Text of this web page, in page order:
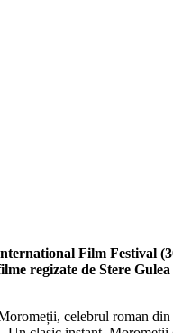
Film Festival
regizate de Stere
celebrul roman